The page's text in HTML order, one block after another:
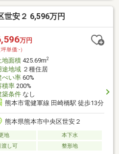
世安２ 6,596万円
万円
坪単価:-）
地面積425.69m2
途地域２種住居
ぺい率60%
積率200%
築条件なし
熊本市電健軍線 田崎橋駅 徒歩13分
熊本県熊本市中央区世安２
地
本下水
渡し可 整形地